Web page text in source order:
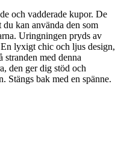
och vadderade kupor. De
du kan använda den som
Uringningen pryds av
lyxigt chic och ljus design,
med denna
den ger dig stöd och
Stängs bak med en spänne.